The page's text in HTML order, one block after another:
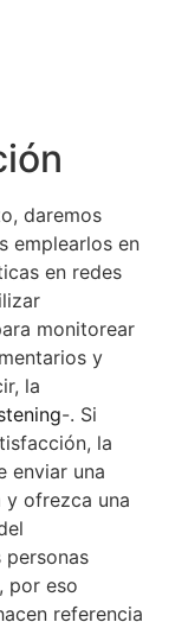
daremos
emplearlos en
en redes
monitorear
y
la
-. Si
la
enviar una
y ofrezca una
por eso
referencia